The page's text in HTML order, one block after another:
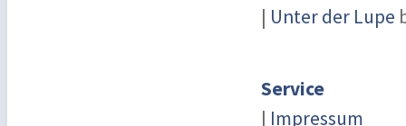
| Unter der Lupe
Service
| Impressum